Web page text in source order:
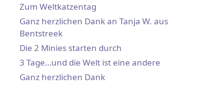
Zum Weltkatzentag
Ganz herzlichen Dank an Tanja W. aus
Bentstreek
Die 2 Minies starten durch
3 Tage…und die Welt ist eine andere
Ganz herzlichen Dank